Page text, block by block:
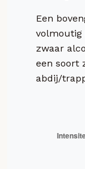
Een
volmoutig
zwaar
een soort
abdij/